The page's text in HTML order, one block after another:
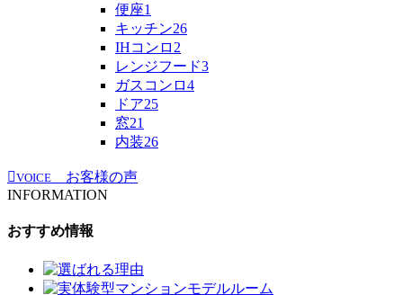
便座1
キッチン26
IHコンロ 2
レンジフード3
ガスコンロ4
ドア25
窓21
内装26
VOICE
お客様の声
INFORMATION
おすすめ情報